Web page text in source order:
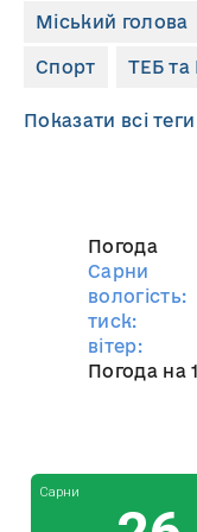
Міський голова
Спорт ТЕБ та
Показати всі теги
Погода
Сарни
вологість:
тиск:
вітер:
Погода на